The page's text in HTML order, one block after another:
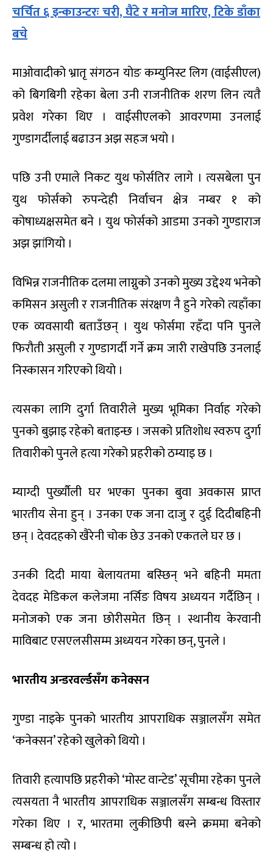
चर्चित ६ इन्काउन्टरः चरी, घैंटे र मनोज मारिए, टिके डाँका
बचे
माओवादीको भ्रातृ संगठन योङ कम्युनिस्ट लिग (वाईसीएल)
को बिगबिगी रहेका बेला उनी राजनीतिक शरण लिन त्यतै
प्रवेश गरेका थिए । वाईसीएलको आवरणमा उनलाई
गुण्डागर्दीलाई बढाउन अझ सहज भयो ।
पछि उनी एमाले निकट युथ फोर्सतिर लागे । त्यसबेला पुन
युथ फोर्सको रुपन्देही निर्वाचन क्षेत्र नम्बर १ को
कोषाध्यक्षसमेत बने । युथ फोर्सको आडमा उनको गुण्डाराज
अझ झांगियो ।
विभिन्न राजनीतिक दलमा लाग्नुको उनको मुख्य उद्देश्य भनेको
कमिसन असुली र राजनीतिक संरक्षण नै हुने गरेको त्यहाँका
एक व्यवसायी बताउँछन् । युथ फोर्समा रहँदा पनि पुनले
फिरौती असुली र गुण्डागर्दी गर्ने क्रम जारी राखेपछि उनलाई
निस्कासन गरिएको थियो ।
त्यसका लागि दुर्गा तिवारीले मुख्य भूमिका निर्वाह गरेको
पुनको बुझाइ रहेको बताइन्छ । जसको प्रतिशोध स्वरुप दुर्गा
तिवारीको पुनले हत्या गरेको प्रहरीको ठम्याइ छ ।
म्याग्दी पुर्ख्यौली घर भएका पुनका बुवा अवकास प्राप्त
भारतीय सेना हुन् । उनका एक जना दाजु र दुई दिदीबहिनी
छन् । देवदहको खैरेनी चोक छेउ उनको एकतले घर छ ।
उनकी दिदी माया बेलायतमा बस्छिन् भने बहिनी ममता
देवदह मेडिकल कलेजमा नर्सिङ विषय अध्ययन गर्दैछिन् ।
मनोजको एक जना छोरीसमेत छिन् । स्थानीय केरवानी
माविबाट एसएलसीसम्म अध्ययन गरेका छन्, पुनले ।
भारतीय अन्डरवर्ल्डसँग कनेक्सन
गुण्डा नाइके पुनको भारतीय आपराधिक सञ्जालसँग समेत
‘कनेक्सन’ रहेको खुलेको थियो ।
तिवारी हत्यापछि प्रहरीको ‘मोस्ट वान्टेड’ सूचीमा रहेका पुनले
त्यसयता नै भारतीय आपराधिक सञ्जालसँग सम्बन्ध विस्तार
गरेका थिए । र, भारतमा लुकीछिपी बस्ने क्रममा बनेको
सम्बन्ध हो त्यो ।